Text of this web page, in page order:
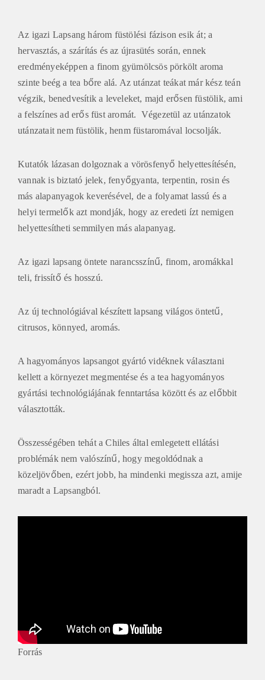
Az igazi Lapsang három füstölési fázison esik át; a
hervasztás, a szárítás és az újrasütés során, ennek
eredményeképpen a finom gyümölcsös pörkölt aroma
szinte beég a tea bőre alá. Az utánzat teákat már kész teán
végzik, benedvesítik a leveleket, majd erősen füstölik, ami
a felszínes ad erős füst aromát. Végezetül az utánzatok
utánzatait nem füstölik, henm füstaromával locsolják.
Kutatók lázasan dolgoznak a vörösfenyő helyettesítésén,
vannak is biztató jelek, fenyőgyanta, terpentin, rosin és
más alapanyagok keverésével, de a folyamat lassú és a
helyi termelők azt mondják, hogy az eredeti ízt nemigen
helyettesítheti semmilyen más alapanyag.
Az igazi lapsang öntete narancsszínű, finom, aromákkal
teli, frissítő és hosszú.
Az új technológiával készített lapsang világos öntetű,
citrusos, könnyed, aromás.
A hagyományos lapsangot gyártó vidéknek választani
kellett a környezet megmentése és a tea hagyományos
gyártási technológiájának fenntartása között és az előbbit
választották.
Összességében tehát a Chiles által emlegetett ellátási
problémák nem valószínű, hogy megoldódnak a
közeljövőben, ezért jobb, ha mindenki megissza azt, amije
maradt a Lapsangból.
Forrás